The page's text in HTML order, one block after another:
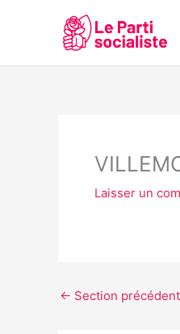
Laisser un
← Section précédent